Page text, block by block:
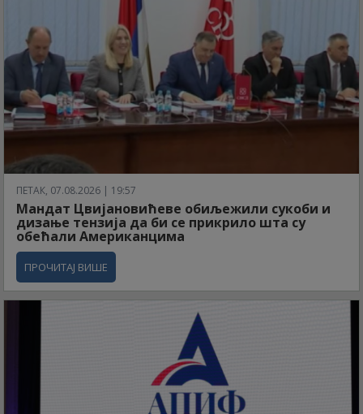
ПЕТАК, 07.08.2026 | 19:57
Мандат Цвијановићеве обиљежили сукоби и
дизање тензија да би се прикрило шта су
обећали Американцима
ПРОЧИТАЈ ВИШЕ